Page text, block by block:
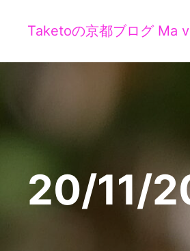
Taketoの京都ブログ Ma
20/11/